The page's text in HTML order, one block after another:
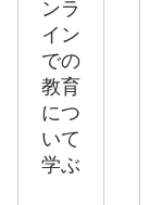
ンラ
イン
での
教育
につ
いて
学ぶ